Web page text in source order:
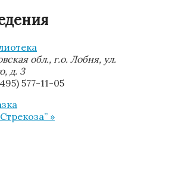
обл., г.о. Лобня, ул.
д. 3
577-11-05
»